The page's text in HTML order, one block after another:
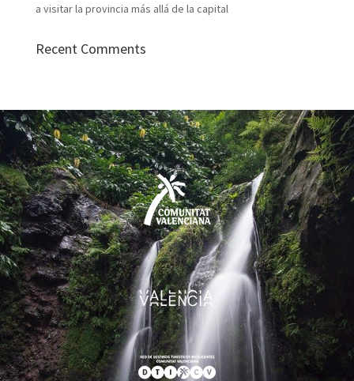
a visitar la provincia más allá de la capital
Recent Comments